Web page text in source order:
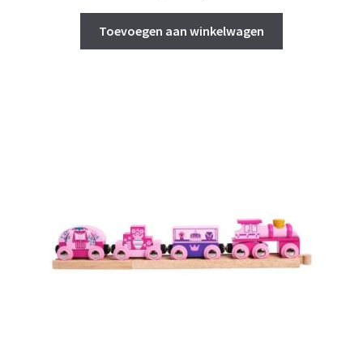
prijs
was:
€ 4,95.
prijs
is:
€ 3,95.
Toevoegen aan winkelwagen